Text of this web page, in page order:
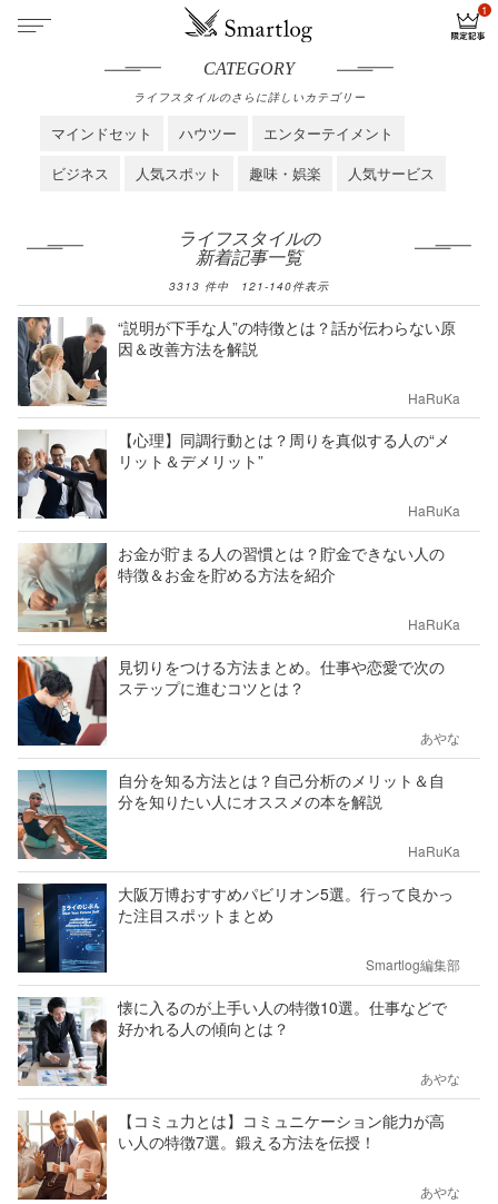
CATEGORY
ライフスタイルのさらに詳しいカテゴリー
マインドセット ハウツー
エンターテイメント
ビジネス
人気スポット 趣味・娯楽 人気サービス
ライフスタイルの
新着記事一覧
3313 件中 121-140件表示
“説明が下手な人”の特徴とは？話が伝わらない原
因＆改善方法を解説
HaRuKa
【心理】同調行動とは？周りを真似する人の“メ
リット＆デメリット”
HaRuKa
お金が貯まる人の習慣とは？貯金できない人の
特徴＆お金を貯める方法を紹介
HaRuKa
見切りをつける方法まとめ。仕事や恋愛で次の
ステップに進むコツとは？
あやな
自分を知る方法とは？自己分析のメリット＆自
分を知りたい人にオススメの本を解説
HaRuKa
大阪万博おすすめパビリオン5選。行って良かっ
た注目スポットまとめ
Smartlog編集部
懐に入るのが上手い人の特徴10選。仕事などで
好かれる人の傾向とは？
あやな
【コミュ力とは】コミュニケーション能力が高
い人の特徴7選。鍛える方法を伝授！
あやな